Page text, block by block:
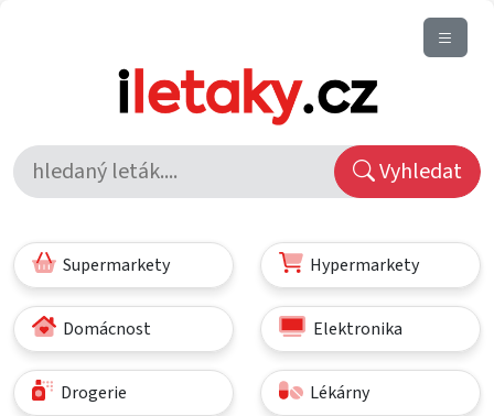
Vyhledat
Supermarkety Hypermarkety
Domácnost Elektronika
Drogerie Lékárny